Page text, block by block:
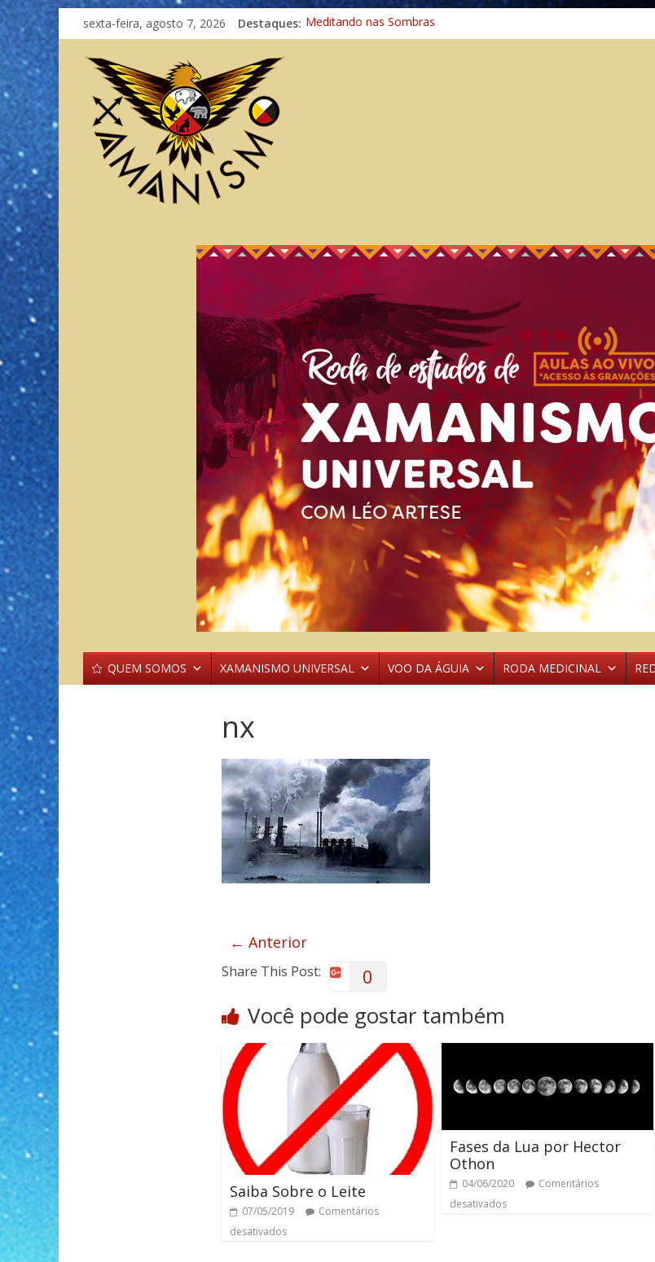
sexta-feira, agosto 7, 2026 Destaques: Meditando nas Sombras
Autosuficiência: A Jornada do Espírito Ancestral
QUEM SOMOS XAMANISMO UNIVERSAL VOO DA ÁGUIA RODA MEDICINAL
nx
← Anterior
Share This Post: 0
Você pode gostar também
Saiba Sobre o Leite
07/05/2019
Comentários
desativados
Fases da Lua por Hector
Othon
04/06/2020
Comentários
desativados